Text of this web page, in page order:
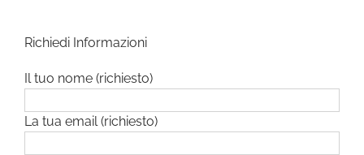
Richiedi Informazioni
Il tuo nome (richiesto)
La tua email (richiesto)